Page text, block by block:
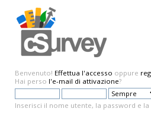
Benvenuto! Effettua l'accesso oppure
Hai perso l'e-mail di attivazione?
Inserisci il nome utente, la password e